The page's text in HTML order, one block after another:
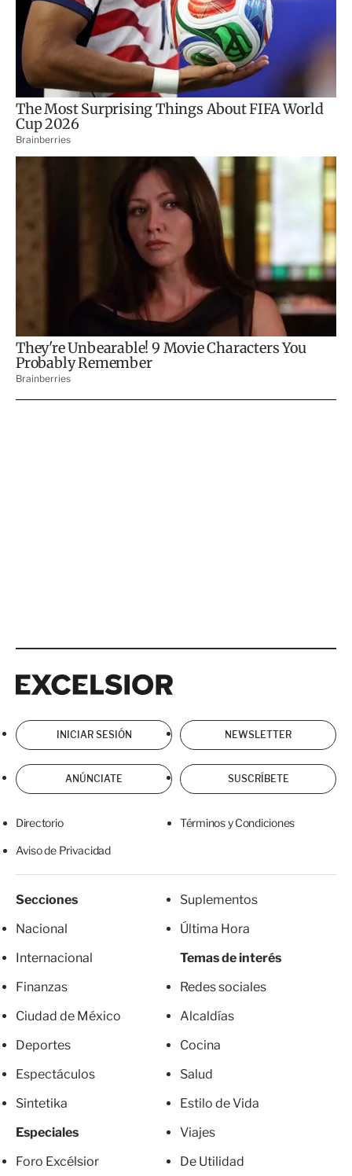
INICIAR SESIÓN NEWSLETTER
ANÚNCIATE SUSCRÍBETE
Directorio Términos y Condiciones
Aviso de Privacidad
Secciones
Nacional
Internacional
Finanzas
Ciudad de México
Deportes
Espectáculos
Sintetika
Especiales
Foro Excélsior
Suplementos
Última Hora
Temas de interés
Redes sociales
Alcaldías
Cocina
Salud
Estilo de Vida
Viajes
De Utilidad